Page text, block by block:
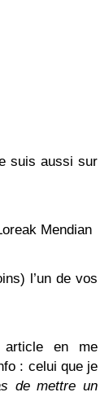
suis aussi sur
Mendian
l’un de vos
en me
: celui que je
de mettre un